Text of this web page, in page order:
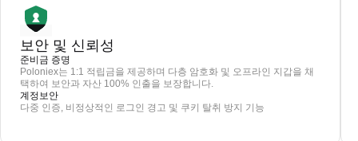
보안 및 신뢰성
준비금 증명
Poloniex는 1:1 적립금을 제공하며 다층 암호화 및 오프라인 지갑을 채
택하여 보안과 자산 100% 인출을 보장합니다.
계정보안
다중 인증, 비정상적인 로그인 경고 및 쿠키 탈취 방지 기능